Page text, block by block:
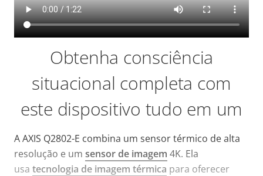
Obtenha consciência
situacional completa com
este dispositivo tudo em um
A AXIS Q2802-E combina um sensor térmico de alta
resolução e um sensor de imagem 4K. Ela
usa tecnologia de imagem térmica para oferecer